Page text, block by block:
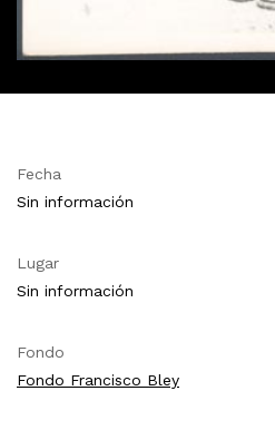
Fecha
Sin información
Lugar
Sin información
Fondo
Fondo Francisco Bley